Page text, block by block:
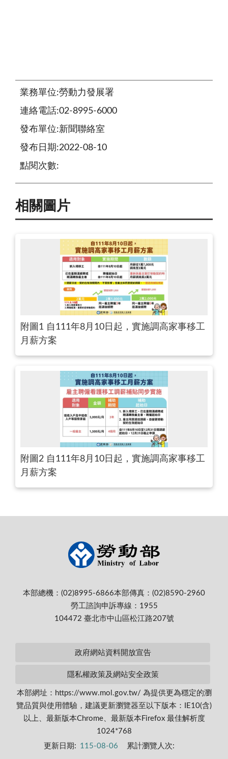
業務單位:勞動力發展署
連絡電話:02-8995-6000
發布單位:新聞聯絡室
發布日期:2022-08-10
點閱次數:
相關圖片
附圖1 自111年8月10日起，實施調高家事移工
月薪方案
附圖2 自111年8月10日起，實施調高家事移工
月薪方案
本部總機：(02)8995-6866本部傳真：(02)8590-2960
勞工諮詢申訴專線：1955
104472 臺北市中山區松江路207號
政府網站資料開放宣告
隱私權政策及網站安全政策
本部網址：https://www.mol.gov.tw/ 為提供更為穩定的瀏
覽品質與使用體驗，建議更新瀏覽器至以下版本：IE10(含)
以上、最新版本Chrome、最新版本Firefox 最佳解析度
1024*768
更新日期: 115-08-06 累計瀏覽人次: